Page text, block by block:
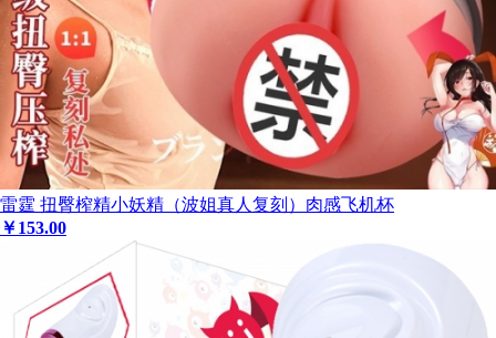
雷霆 扭臀榨精小妖精（波姐真人复刻）肉感飞机杯
￥153.00